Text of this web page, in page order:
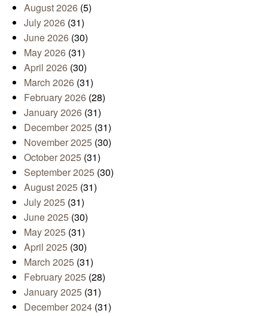
August 2026 (5)
July 2026 (31)
June 2026 (30)
May 2026 (31)
April 2026 (30)
March 2026 (31)
February 2026 (28)
January 2026 (31)
December 2025 (31)
November 2025 (30)
October 2025 (31)
September 2025 (30)
August 2025 (31)
July 2025 (31)
June 2025 (30)
May 2025 (31)
April 2025 (30)
March 2025 (31)
February 2025 (28)
January 2025 (31)
December 2024 (31)